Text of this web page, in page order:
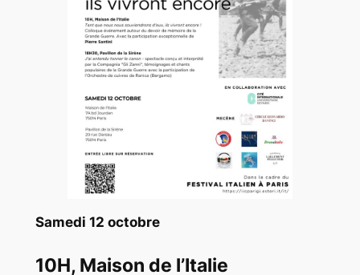
Samedi 12 octobre
10H, Maison de l’Italie